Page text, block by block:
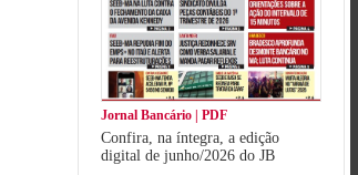
Jornal Bancário | PDF
Confira, na íntegra, a edição
digital de junho/2026 do JB